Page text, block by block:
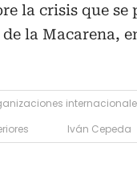
la crisis que se
la Macarena,
Iván Cepeda